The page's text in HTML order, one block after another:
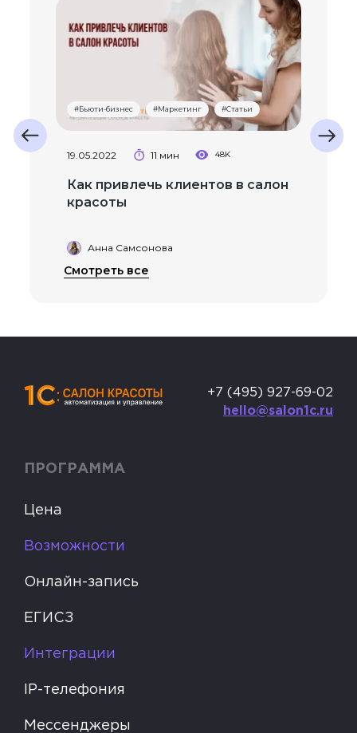
Смотреть все
Previous
#Бьюти-бизнес #Маркетинг #Статьи
19.05.2022 11 мин 48K
Как привлечь клиентов в салон
красоты
Анна Самсонова
Next
+7 (495) 927-69-02
hello@salon1c.ru
ПРОГРАММА
Цена
Возможности
Онлайн-запись
ЕГИСЗ
Интеграции
IP-телефония
Мессенджеры